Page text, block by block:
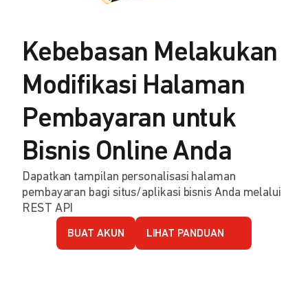
Kebebasan Melakukan
Modifikasi Halaman
Pembayaran untuk
Bisnis Online Anda
Dapatkan tampilan personalisasi halaman
pembayaran bagi situs/aplikasi bisnis Anda melalui
REST API
BUAT AKUN LIHAT PANDUAN